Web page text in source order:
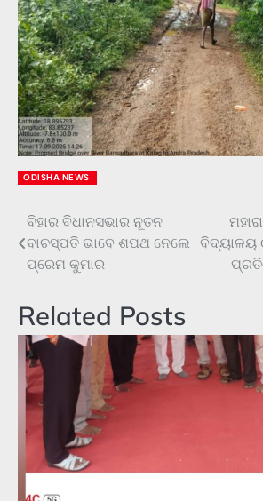
ODISHA NEWS
Post
navigation
ବିହାର ବିଧାନସଭାର ନୂତନ
ବାଚସ୍ପତି ଭାବେ ଶପଥ ନେଲେ
ପ୍ରେମ କୁମାର
ବିଦ୍ୟାଳୟ
Related Posts